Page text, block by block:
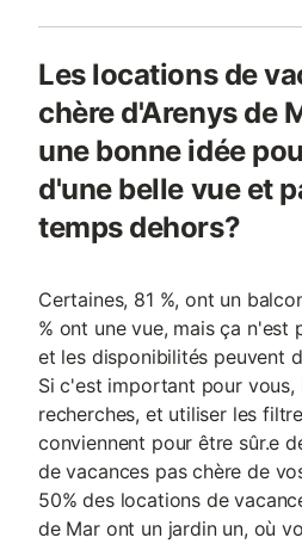
Les locations de
chère d'Arenys de
une bonne idée
d'une belle vue et
temps dehors?
Certaines, 81 %, ont un
% ont une vue, mais ça n'est
et les disponibilités peuvent
Si c'est important pour
recherches, et utiliser les
conviennent pour être sûr.e
de vacances pas chère de
50% des locations de
de Mar ont un jardin un, où